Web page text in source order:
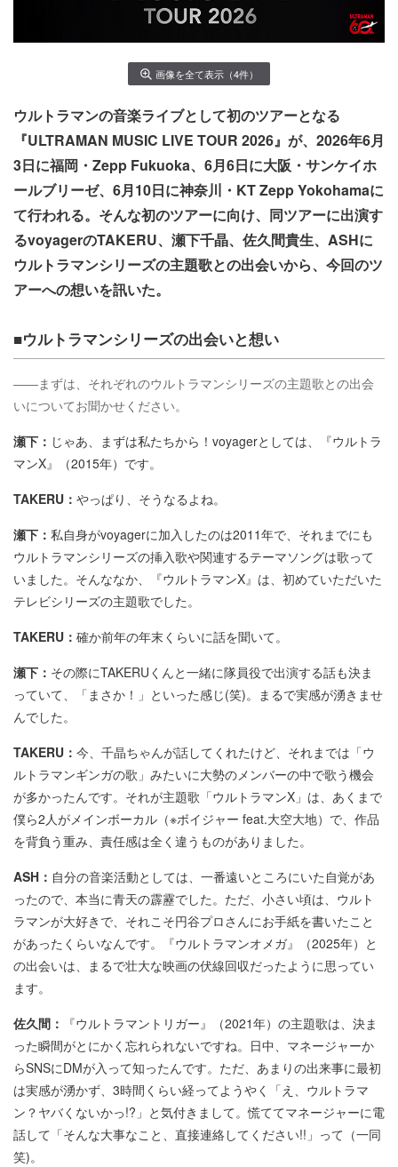
画像を全て表示（4件）
ウルトラマンの音楽ライブとして初のツアーとなる
『ULTRAMAN MUSIC LIVE TOUR 2026』が、2026年6月
3日に福岡・Zepp Fukuoka、6月6日に大阪・サンケイホ
ールブリーゼ、6月10日に神奈川・KT Zepp Yokohamaに
て行われる。そんな初のツアーに向け、同ツアーに出演す
るvoyagerのTAKERU、瀬下千晶、佐久間貴生、ASHに
ウルトラマンシリーズの主題歌との出会いから、今回のツ
アーへの想いを訊いた。
■ウルトラマンシリーズの出会いと想い
――まずは、それぞれのウルトラマンシリーズの主題歌との出会
いについてお聞かせください。
瀬下： じゃあ、まずは私たちから！voyagerとしては、『ウルトラ
マンX』（2015年）です。
TAKERU： やっぱり、そうなるよね。
瀬下： 私自身がvoyagerに加入したのは2011年で、それまでにも
ウルトラマンシリーズの挿入歌や関連するテーマソングは歌って
いました。そんななか、『ウルトラマンX』は、初めていただいた
テレビシリーズの主題歌でした。
TAKERU： 確か前年の年末くらいに話を聞いて。
瀬下： その際にTAKERUくんと一緒に隊員役で出演する話も決ま
っていて、「まさか！」といった感じ(笑)。まるで実感が湧きませ
んでした。
TAKERU： 今、千晶ちゃんが話してくれたけど、それまでは「ウ
ルトラマンギンガの歌」みたいに大勢のメンバーの中で歌う機会
が多かったんです。それが主題歌「ウルトラマンX」は、あくまで
僕ら2人がメインボーカル（※ボイジャー feat.大空大地）で、作品
を背負う重み、責任感は全く違うものがありました。
ASH： 自分の音楽活動としては、一番遠いところにいた自覚があ
ったので、本当に青天の霹靂でした。ただ、小さい頃は、ウルト
ラマンが大好きで、それこそ円谷プロさんにお手紙を書いたこと
があったくらいなんです。『ウルトラマンオメガ』（2025年）と
の出会いは、まるで壮大な映画の伏線回収だったように思ってい
ます。
佐久間：
『ウルトラマントリガー』（2021年）の主題歌は、決ま
った瞬間がとにかく忘れられないですね。日中、マネージャーか
らSNSにDMが入って知ったんです。ただ、あまりの出来事に最初
は実感が湧かず、3時間くらい経ってようやく「え、ウルトラマ
ン？ヤバくないかっ!?」と気付きまして。慌ててマネージャーに電
話して「そんな大事なこと、直接連絡してください!!」って（一同
笑)。